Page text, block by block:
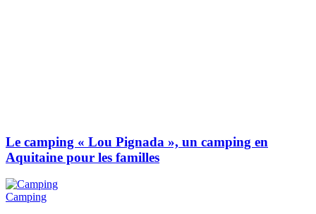
Le camping « Lou Pignada », un camping en
Aquitaine pour les familles
Camping